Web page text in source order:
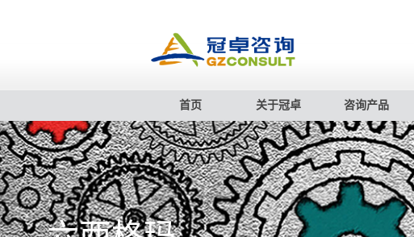
首页 关于冠卓 咨询产品